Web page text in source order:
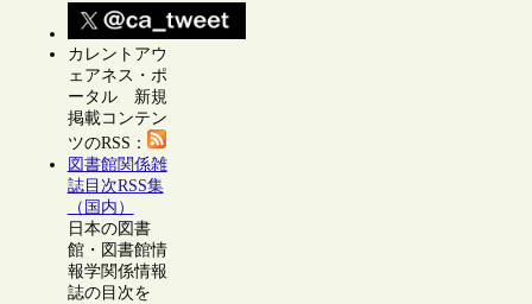
カレントアウ
ェアネス・ポ
ータル 新規
掲載コンテン
ツのRSS：
図書館関係雑
誌目次RSS集
（国内）
日本の図書
館・図書館情
報学関係情報
誌の目次を